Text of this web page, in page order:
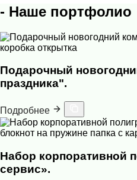
- Наше портфолио
коробка открытка
Подарочный
праздника".
Подробнее
блокнот на пружине папка с
Набор корпоративной
сервис».